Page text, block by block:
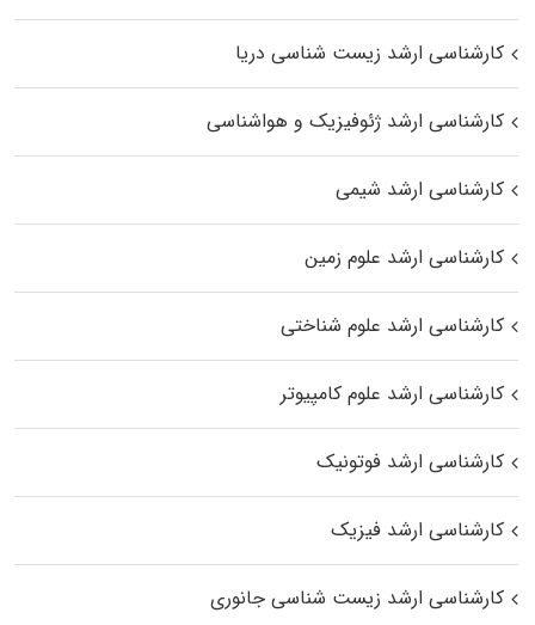
کارشناسی ارشد زیست‌ شناسی دریا
کارشناسی ارشد ژئوفیزیک و هواشناسی
کارشناسی ارشد شیمی
کارشناسی ارشد علوم زمین
کارشناسی ارشد علوم شناختی
کارشناسی ارشد علوم کامپیوتر
کارشناسی ارشد فوتونیک
کارشناسی ارشد فیزیک
کارشناسی ارشد زیست‌ شناسی جانوری